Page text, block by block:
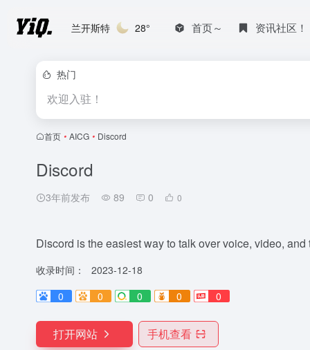
兰开斯特 28° 首页～ 资讯社区！
热门
欢迎入驻！
首页 • AICG • Discord
Discord
3年前发布 89 0 0
Discord is the easiest way to talk over voice, video, and
收录时间：
2023-12-18
0
0 0 0 0
打开网站 手机查看